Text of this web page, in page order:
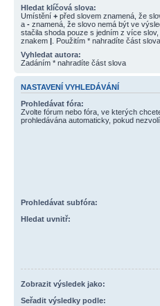
Hledat klíčová slova:
Umístění + před slovem znamená, že
a - znamená, že slovo nemá být ve
stačila shoda pouze s jedním z více
znakem | . Použitím * nahradíte část slova
Vyhledat autora:
Zadáním * nahradíte část slova
NASTAVENÍ VYHLEDÁVÁNÍ
Prohledávat fóra:
Zvolte fórum nebo fóra, ve kterých
prohledávána automaticky, pokud
Prohledávat subfóra:
Hledat uvnitř:
Zobrazit výsledek jako:
Seřadit výsledky podle: